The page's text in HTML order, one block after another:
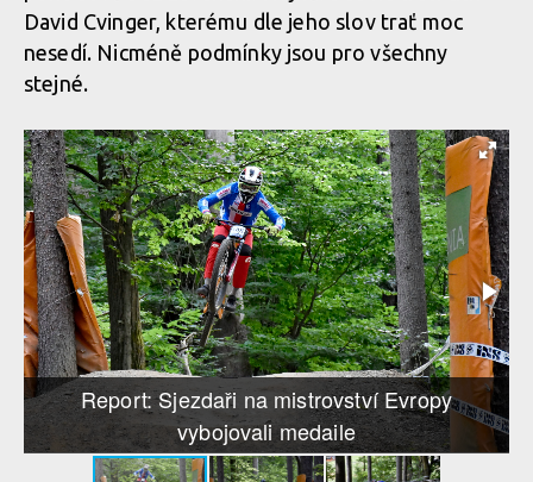
David Cvinger, kterému dle jeho slov trať moc
nesedí. Nicméně podmínky jsou pro všechny
stejné.
Report: Sjezdaři na mistrovství Evropy
vybojovali medaile